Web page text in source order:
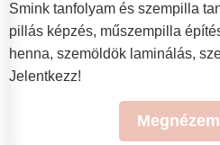
Smink tanfolyam és szempilla
pillás képzés, műszempilla
henna, szemöldök laminálás,
Jelentkezz!
Megnézem